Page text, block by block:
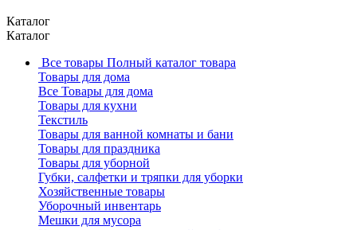
Каталог
Каталог
Все товары Полный каталог товара
Товары для дома
Все Товары для дома
Товары для кухни
Текстиль
Товары для ванной комнаты и бани
Товары для праздника
Товары для уборной
Губки, салфетки и тряпки для уборки
Хозяйственные товары
Уборочный инвентарь
Мешки для мусора